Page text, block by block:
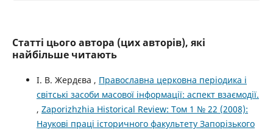
Статті цього автора (цих авторів), які
найбільше читають
І. В. Жердєва , Православна церковна періодика і
світські засоби масової інформації: аспект взаємодії.
, Zaporizhzhia Historical Review: Том 1 № 22 (2008):
Наукові праці історичного факультету Запорізького